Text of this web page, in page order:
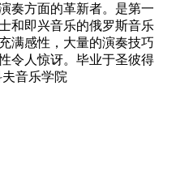
奏方面的革新者。是第一
和即兴音乐的俄罗斯音乐
满感性，大量的演奏技巧
令人惊讶。毕业于圣彼得
音乐学院